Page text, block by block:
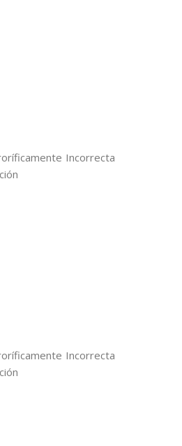
Incorrecta
Incorrecta